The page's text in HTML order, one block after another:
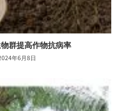
群提高作物抗病率
年6月8日